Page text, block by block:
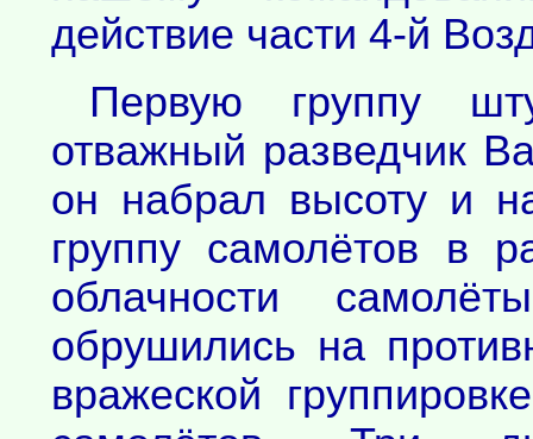
действие части 4-й
Первую группу
отважный разведчик
он набрал высоту и
группу самолётов в
облачности
обрушились на
вражеской